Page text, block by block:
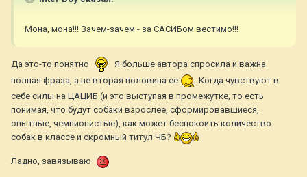
Мона, мона!!! Зачем-зачем - за САСИБом вестимо!!!
Да это-то понятно
Я больше автора спросила и важна
полная фраза, а не вторая половина ее
Когда чувствуют в
себе силы на ЦАЦИБ (и это выступая в промежутке, то есть
понимая, что будут собаки взрослее, сформировавшиеся,
опытные, чемпионистые), как может беспокоить количество
собак в классе и скромный титул ЧБ?
Ладно, завязываю